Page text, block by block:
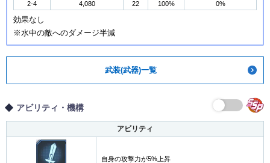
2-4 4,080 22 100% 0%
効果なし
※水中の敵へのダメージ半減
武装(武器)一覧
アビリティ・機構
アビリティ
自身の攻撃力が5%上昇